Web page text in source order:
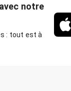
notre
: tout est à